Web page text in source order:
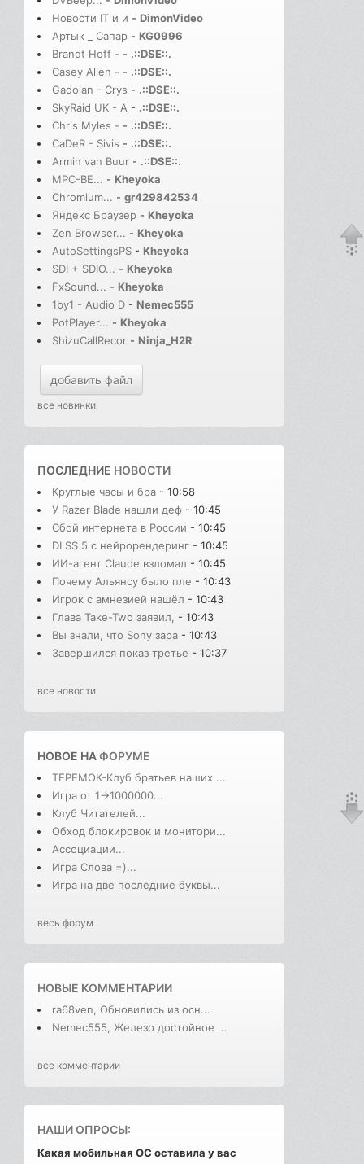
Новости IT и и - DimonVideo
Артык _ Сапар - KG0996
Brandt Hoff - - .::DSE::.
Casey Allen - - .::DSE::.
Gadolan - Crys - .::DSE::.
SkyRaid UK - A - .::DSE::.
Chris Myles - - .::DSE::.
CaDeR - Sivis - .::DSE::.
Armin van Buur - .::DSE::.
MPC-BE... - Kheyoka
Chromium... - gr429842534
Яндекс Браузер - Kheyoka
Zen Browser... - Kheyoka
AutoSettingsPS - Kheyoka
SDI + SDIO... - Kheyoka
FxSound... - Kheyoka
1by1 - Audio D - Nemec555
PotPlayer... - Kheyoka
ShizuCallRecor - Ninja_H2R
добавить файл
все новинки
ПОСЛЕДНИЕ НОВОСТИ
Круглые часы и бра - 10:58
У Razer Blade нашли деф - 10:45
Сбой интернета в России - 10:45
DLSS 5 с нейрорендеринг - 10:45
ИИ-агент Claude взломал - 10:45
Почему Альянсу было пле - 10:43
Игрок с амнезией нашёл - 10:43
Глава Take-Two заявил, - 10:43
Вы знали, что Sony зара - 10:43
Завершился показ третье - 10:37
все новости
НОВОЕ НАФОРУМЕ
ТЕРЕМОК-Клуб братьев наших ...
Игра от 1->1000000...
Клуб Читателей...
Обход блокировок и монитори...
Ассоциации...
Игра Слова =)...
Игра на две последние буквы...
весь форум
НОВЫЕ КОММЕНТАРИИ
ra68ven, Обновились из осн...
Nemec555, Железо достойное ...
все комментарии
НАШИ ОПРОСЫ:
Какая мобильная ОС оставила у вас